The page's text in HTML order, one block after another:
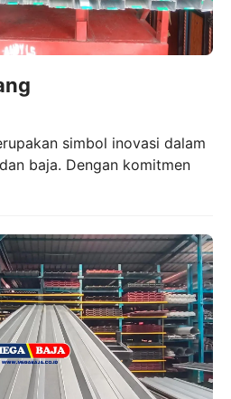
simbol inovasi dalam
baja. Dengan komitmen